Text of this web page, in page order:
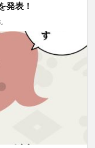
発表！